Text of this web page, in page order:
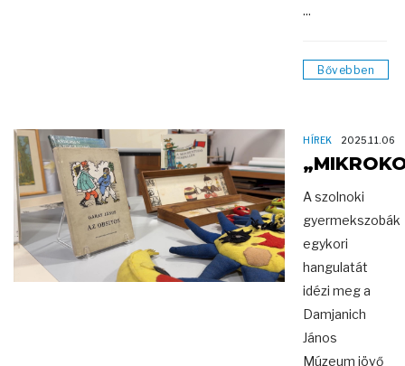
...
Bővebben
HÍREK 2025.11.06
A szolnoki
gyermekszobák
egykori
hangulatát
idézi meg a
Damjanich
János
Múzeum jövő